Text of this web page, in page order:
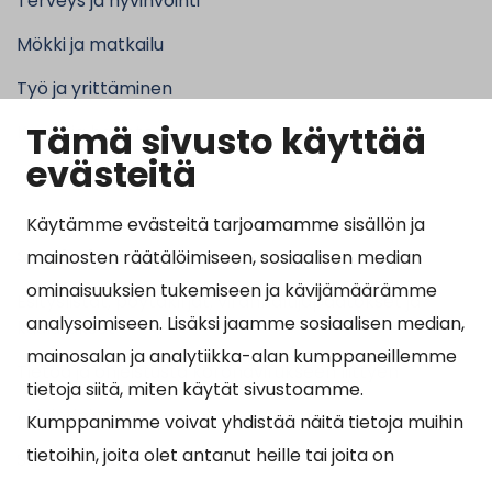
Tämä sivusto käyttää
evästeitä
Käytämme evästeitä tarjoamamme sisällön ja
mainosten räätälöimiseen, sosiaalisen median
ominaisuuksien tukemiseen ja kävijämäärämme
analysoimiseen. Lisäksi jaamme sosiaalisen median,
mainosalan ja analytiikka-alan kumppaneillemme
tietoja siitä, miten käytät sivustoamme.
Kumppanimme voivat yhdistää näitä tietoja muihin
tietoihin, joita olet antanut heille tai joita on
Mökki ja matkailu
Työ ja yrittäminen
Kunta ja hallinto
Suosituimmat sivut
Esityslistat, pöytäkirjat, viranhaltijapäätökset ja
kuulutukset
Tietoa ja ohjeistusta koronavirukseen liittyen
Asiointipiste
Sähköinen asiointi